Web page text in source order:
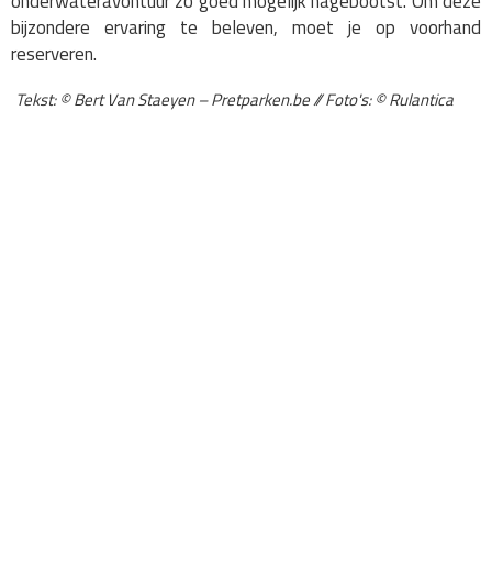
bijzondere ervaring te beleven, moet je op voorhand
reserveren.
Tekst: © Bert Van Staeyen – Pretparken.be // Foto's: © Rulantica